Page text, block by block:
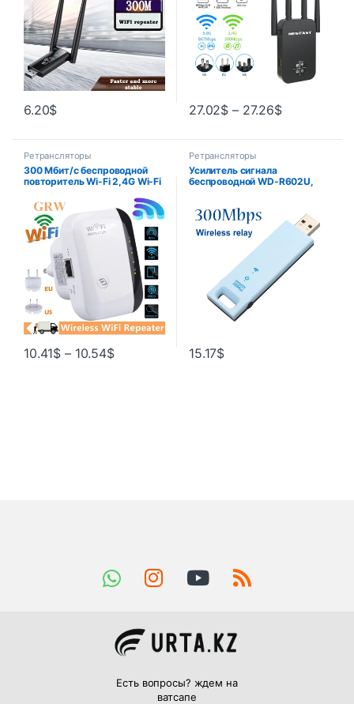
6.20$ 27.02$ – 27.26$
Ретрансляторы
300 Мбит/с беспроводной
повторитель Wi-Fi 2,4G Wi-Fi
усилитель сетевого сигнала
беспроводной Wi-Fi
повторитель дальнего
действия усилитель
10.41$ – 10.54$
Ретрансляторы
Усилитель сигнала
беспроводной WD-R602U,
15.17$
Есть вопросы? ждем на
ватсапе